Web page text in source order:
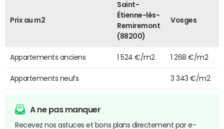
Prix au m2
Saint-
Étienne-lès-
Remiremont
(88200)
Vosges
Appartements anciens 1 524 €/m2 1 268 €/m2
Appartements neufs 3 343 €/m2
A ne pas manquer
Recevez nos astuces et bons plans directement par e-